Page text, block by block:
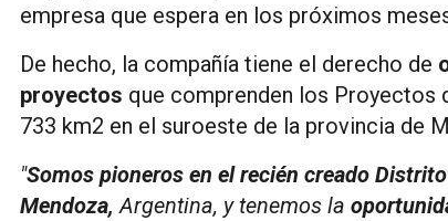
empresa que espera en los próximos
De hecho, la compañía tiene el derecho de
proyectos que comprenden los Proyectos
733 km2 en el suroeste de la provincia de
"Somos pioneros en el recién creado
Mendoza, Argentina, y tenemos la